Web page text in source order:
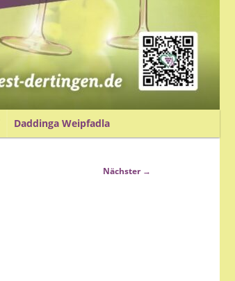
Daddinga Weipfadla
Nächster →